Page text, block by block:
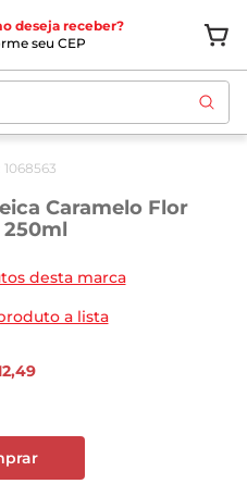
deseja receber?
seu CEP
1068563
Caramelo Flor
250ml
desta marca
a lista
,49